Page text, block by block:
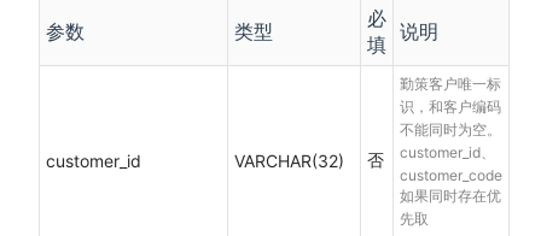
参数 类型
必
填
说明
customer_id VARCHAR(32) 否
勤策客户唯一标
识，和客户编码
不能同时为空。
customer_id、
customer_code
如果同时存在优
先取